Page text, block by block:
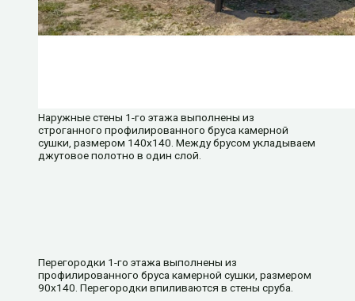
Наружные стены 1-го этажа выполнены из
строганного профилированного бруса камерной
сушки, размером 140х140. Между брусом укладываем
джутовое полотно в один слой.
Перегородки 1-го этажа выполнены из
профилированного бруса камерной сушки, размером
90х140. Перегородки впиливаются в стены сруба.